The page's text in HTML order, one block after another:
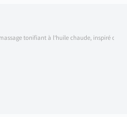
tonifiant à l’huile chaude, inspiré de